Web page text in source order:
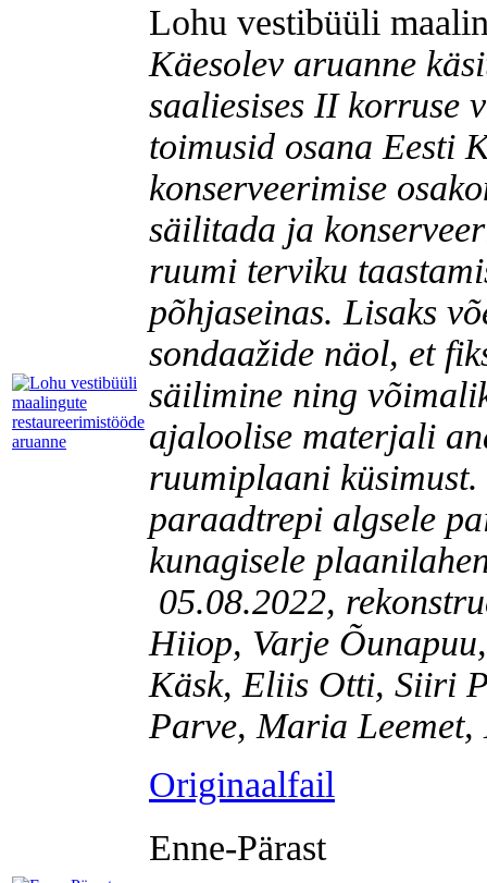
Lohu vestibüüli
Käesolev aruanne
saaliesises II korruse
toimusid osana Eesti
konserveerimise
säilitada ja
ruumi terviku
põhjaseinas. Lisaks
sondaažide näol, et
säilimine ning
ajaloolise materjali
ruumiplaani
paraadtrepi algsele
kunagisele
05.08.2022,
Hiiop, Varje
Käsk, Eliis Otti, Siiri
Parve, Maria Leemet,
Originaalfail
Enne-Pärast